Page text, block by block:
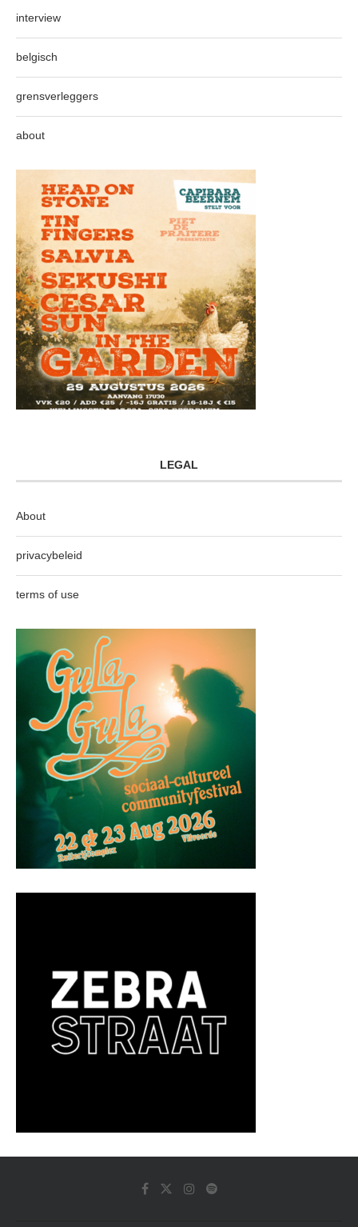
interview
belgisch
grensverleggers
about
LEGAL
About
privacybeleid
terms of use